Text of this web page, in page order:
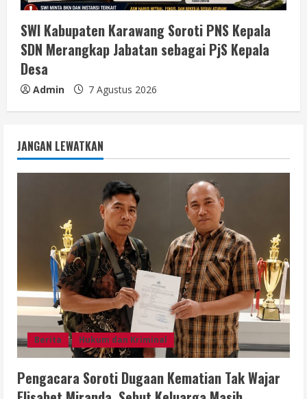
SWI Kabupaten Karawang Soroti PNS Kepala
SDN Merangkap Jabatan sebagai PjS Kepala
Desa
Admin 7 Agustus 2026
JANGAN LEWATKAN
Berita Hukum dan Kriminal
Pengacara Soroti Dugaan Kematian Tak Wajar